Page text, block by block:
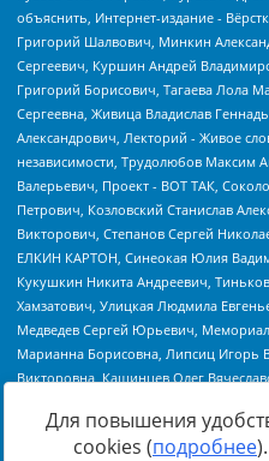
Для повышения
cookies (подробнее